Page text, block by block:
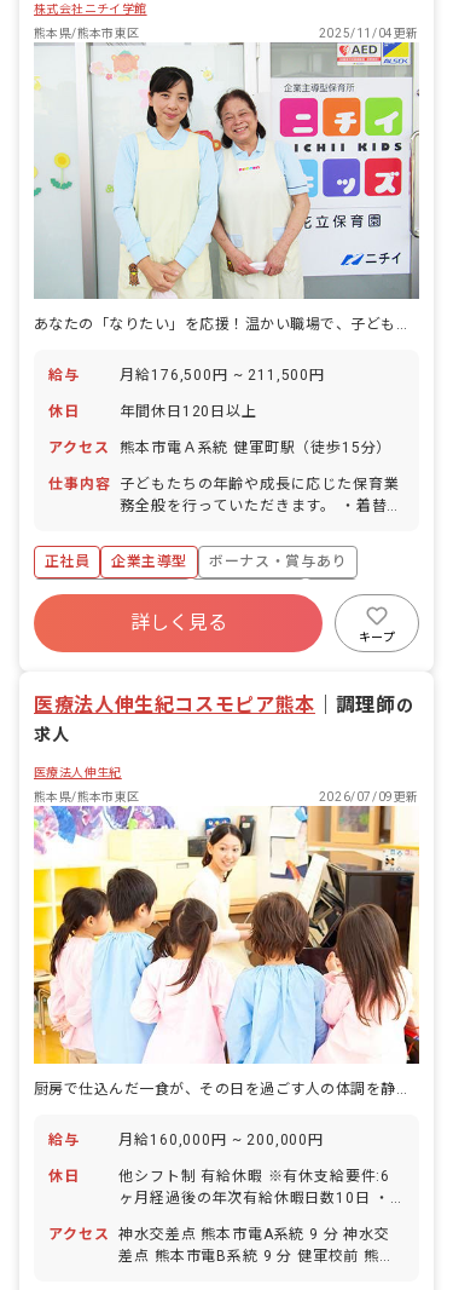
株式会社ニチイ学館
熊本県/熊本市東区
2025/11/04更新
あなたの「なりたい」を応援！温かい職場で、子どもたちと輝く未来を築きませんか？
給与 月給176,500円 ~ 211,500円
休日 年間休日120日以上
アクセス 熊本市電Ａ系統 健軍町駅（徒歩15分）
仕事内容
子どもたちの年齢や成長に応じた保育業
務全般を行っていただきます。 ・着替
清掃等） ・保護者対応（連絡帳の作成
等） ・製作物等の作成 ・帳票作成（日
誌、行事計画等） ■園児年齢層：0～2歳
児
正社員 企業主導型
ボーナス・賞与あり
年間休日120日以上
社会保険完備
福利厚生充実
退職金制度
残業少なめ
詳しく見る
キープ
医療法人伸生紀コスモピア熊本 調理師の
求人
医療法人伸生紀
熊本県/熊本市東区
2026/07/09更新
厨房で仕込んだ一食が、その日を過ごす人の体調を静かに支えます。
給与 月給160,000円 ~ 200,000円
休日
他シフト制 有給休暇 ※有休支給要件:6
ヶ月経過後の年次有給休暇日数10日 ・
アクセス
神水交差点 熊本市電A系統 9 分 神水交
差点 熊本市電B系統 9 分 健軍校前 熊本